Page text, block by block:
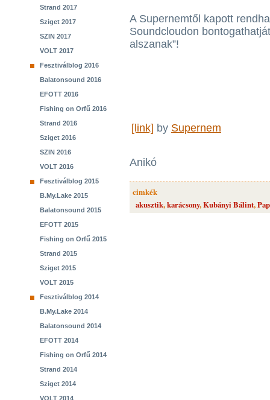
Strand 2017
Sziget 2017
SZIN 2017
VOLT 2017
Fesztiválblog 2016
Balatonsound 2016
EFOTT 2016
Fishing on Orfű 2016
Strand 2016
Sziget 2016
SZIN 2016
VOLT 2016
Fesztiválblog 2015
B.My.Lake 2015
Balatonsound 2015
EFOTT 2015
Fishing on Orfű 2015
Strand 2015
Sziget 2015
VOLT 2015
Fesztiválblog 2014
B.My.Lake 2014
Balatonsound 2014
EFOTT 2014
Fishing on Orfű 2014
Strand 2014
Sziget 2014
VOLT 2014
A Supernemtől kapott
Soundcloudon
alszanak”!
[link] by Supernem
Anikó
cimkék
akusztik,karácsony,Kubányi Bálint,